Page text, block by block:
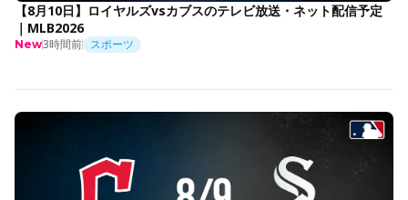
【8月10日】ロイヤルズvsカブスのテレビ放送・ネット配信予定
｜MLB2026
New3時間前 スポーツ